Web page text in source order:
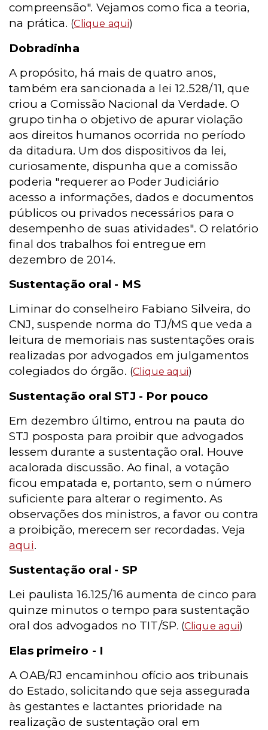
compreensão". Vejamos como fica a teoria,
na prática. (Clique aqui)
Dobradinha
A propósito, há mais de quatro anos,
também era sancionada a lei 12.528/11, que
criou a Comissão Nacional da Verdade. O
grupo tinha o objetivo de apurar violação
aos direitos humanos ocorrida no período
da ditadura. Um dos dispositivos da lei,
curiosamente, dispunha que a comissão
poderia "requerer ao Poder Judiciário
acesso a informações, dados e documentos
públicos ou privados necessários para o
desempenho de suas atividades". O relatório
final dos trabalhos foi entregue em
dezembro de 2014.
Sustentação oral - MS
Liminar do conselheiro Fabiano Silveira, do
CNJ, suspende norma do TJ/MS que veda a
leitura de memoriais nas sustentações orais
realizadas por advogados em julgamentos
colegiados do órgão. (Clique aqui)
Sustentação oral STJ - Por pouco
Em dezembro último, entrou na pauta do
STJ posposta para proibir que advogados
lessem durante a sustentação oral. Houve
acalorada discussão. Ao final, a votação
ficou empatada e, portanto, sem o número
suficiente para alterar o regimento. As
observações dos ministros, a favor ou contra
a proibição, merecem ser recordadas. Veja
aqui.
Sustentação oral - SP
Lei paulista 16.125/16 aumenta de cinco para
quinze minutos o tempo para sustentação
oral dos advogados no TIT/SP. (Clique aqui)
Elas primeiro - I
A OAB/RJ encaminhou ofício aos tribunais
do Estado, solicitando que seja assegurada
às gestantes e lactantes prioridade na
realização de sustentação oral em